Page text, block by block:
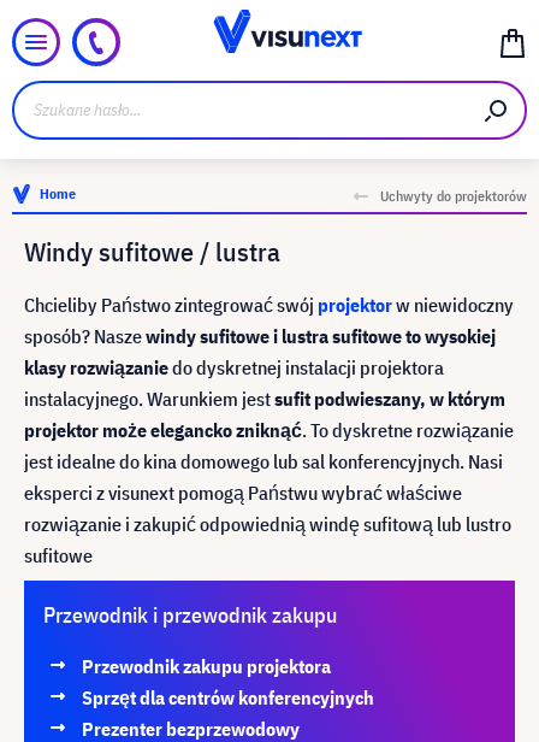
Home Uchwyty do projektorów
Windy sufitowe / lustra
Chcieliby Państwo zintegrować swój projektorw niewidoczny
sposób? Naszewindy sufitowe i lustra sufitowe to wysokiej
klasy rozwiązaniedo dyskretnej instalacji projektora
instalacyjnego. Warunkiem jestsufit podwieszany, w którym
projektor może elegancko zniknąć. To dyskretne rozwiązanie
jest idealne do kina domowego lub sal konferencyjnych. Nasi
eksperci z visunext pomogą Państwu wybrać właściwe
rozwiązanie i zakupić odpowiednią windę sufitową lub lustro
sufitowe
Przewodnik i przewodnik zakupu
Przewodnik zakupu projektora
Sprzęt dla centrów konferencyjnych
Prezenter bezprzewodowy